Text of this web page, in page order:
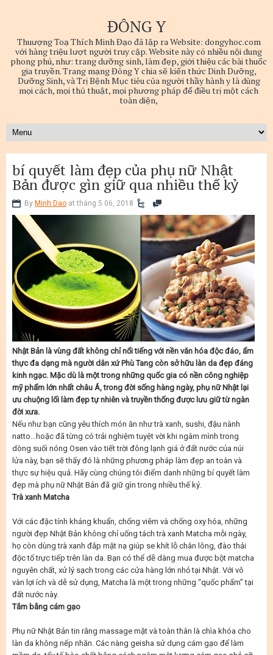
ĐÔNG Y
Thuượng Toạ Thích Minh Đạo đã lập ra Website: dongyhoc.com
với hàng triệu lượt người truy cập. Website này có nhiều nội dung
phong phú, như: trang dưỡng sinh, làm đẹp, giới thiệu các bài thuốc
gia truyền. Trang mạng Đông Y chia sẽ kiến thức Dinh Dưỡng,
Dưỡng Sinh, và Trị Bệnh Mục tiêu của người thầy hành y là dùng
mọi cách, mọi thủ thuật, mọi phương pháp để điều trị một cách
toàn diện,
bí quyết làm đẹp của phụ nữ Nhật
Bản được gìn giữ qua nhiều thế kỷ
By Minh Dao at tháng 5 06, 2018
Nhật Bản là vùng đất không chỉ nổi tiếng với nền văn hóa độc đáo, ẩm
thực đa dạng mà người dân xứ Phù Tang còn sở hữu làn da đẹp đáng
kinh ngạc. Mặc dù là một trong những quốc gia có nền công nghiệp
mỹ phẩm lớn nhất châu Á, trong đời sống hàng ngày, phụ nữ Nhật lại
ưu chuộng lối làm đẹp tự nhiên và truyền thống được lưu giữ từ ngàn
đời xưa.
Nếu như bạn cũng yêu thích món ăn như trà xanh, sushi, đậu nành
natto…hoặc đã từng có trải nghiệm tuyệt vời khi ngâm mình trong
dòng suối nóng Osen vào tiết trời đông lạnh giá ở đất nước của núi
lửa này, bạn sẽ thấy đó là những phương pháp làm đẹp an toàn và
thực sự hiệu quả. Hãy cùng chúng tôi điểm danh những bí quyết làm
đẹp mà phụ nữ Nhật Bản đã giữ gìn trong nhiều thế kỷ.
Trà xanh Matcha
Với các đặc tính kháng khuẩn, chống viêm và chống oxy hóa, những
người đẹp Nhật Bản không chỉ uống tách trà xanh Matcha mỗi ngày,
họ còn dùng trà xanh đắp mặt nạ giúp se khít lỗ chân lông, đào thải
độc tố trực tiếp trên làn da. Bạn có thể dễ dàng mua được bột matcha
nguyên chất, xử lý sạch trong các cửa hàng lớn nhỏ tại Nhật. Với vô
vàn lợi ích và dễ sử dụng, Matcha là một trong những “quốc phẩm” tại
đất nước này.
Tắm bằng cám gạo
Phụ nữ Nhật Bản tin rằng massage mặt và toàn thân là chìa khóa cho
làn da không nếp nhăn. Các nàng geisha sử dụng cám gạo để làm